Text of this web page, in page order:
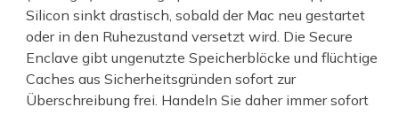
Silicon sinkt drastisch, sobald der Mac neu gestartet
oder in den Ruhezustand versetzt wird. Die Secure
Enclave gibt ungenutzte Speicherblöcke und flüchtige
Caches aus Sicherheitsgründen sofort zur
Überschreibung frei. Handeln Sie daher immer sofort